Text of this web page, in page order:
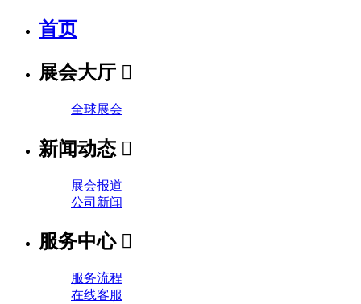
首页
展会大厅 
全球展会
新闻动态 
展会报道
公司新闻
服务中心 
服务流程
在线客服